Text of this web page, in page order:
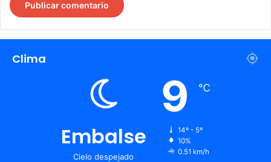
Clima
Embalse
Cielo despejado
9 ℃
14º - 5º
10%
0.51 km/h